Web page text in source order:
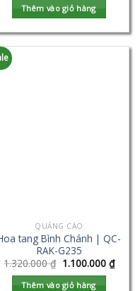
Thêm vào giỏ hàng
QUẢNG CÁO
tang Bình Chánh | QC-
RAK-G235
1.320.000₫ 1.100.000 ₫
Thêm vào giỏ hàng